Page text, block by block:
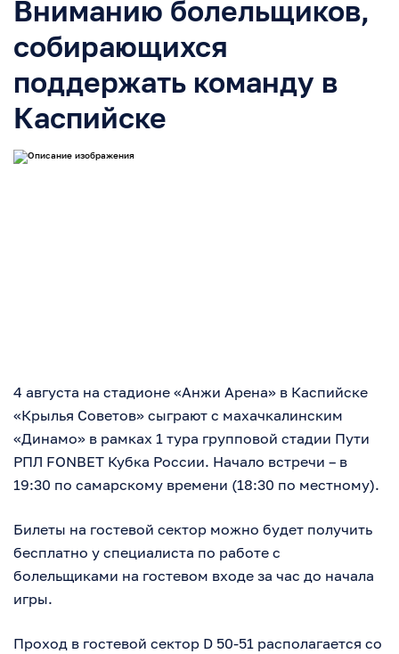
Вниманию болельщиков,
собирающихся
поддержать команду в
Каспийске
4 августа на стадионе «Анжи Арена» в Каспийске
«Крылья Советов» сыграют с махачкалинским
«Динамо» в рамках 1 тура групповой стадии Пути
РПЛ FONBET Кубка России. Начало встречи – в
19:30 по самарскому времени (18:30 по местному).
Билеты на гостевой сектор можно будет получить
бесплатно у специалиста по работе с
болельщиками на гостевом входе за час до начала
игры.
Проход в гостевой сектор D 50-51 располагается со